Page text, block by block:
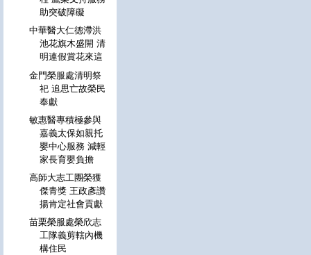
助突破障礙
中華醫大仁德滯洪
池花旗木盛開 清
明連假賞花來這
金門榮服處清明祭
祀 追思亡故榮民
奉獻
敏惠醫專積極參與
嘉義太保如親托
嬰中心服務 減輕
家長育嬰負擔
高師大志工團榮獲
傑青獎 王政彥讚
揚肯定社會貢獻
苗栗榮服處榮欣志
工隊義剪轄內機
構住民